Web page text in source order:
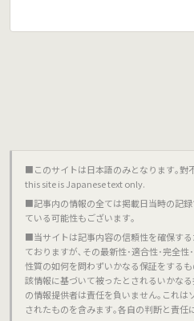
■このサイトは日本語のみとなります｡對
this site is Japanese text only.
■記事内の情報の全ては掲載日当時の記
ている可能性もございます｡
■当サイトは記事内容の信頼性を確保す
ておりますが､その最新性･適合性･完全
性質の如何を問わずいかなる保証をする
該情報に基づいて被ったとされるいかな
の情報提供者は責任を負いません｡これは
されたものを含みます｡各自の判断と責任